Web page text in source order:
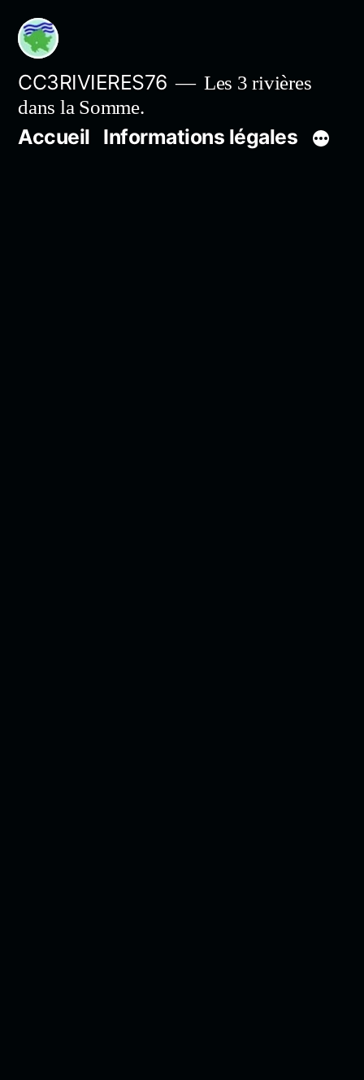
Aller
contenu
CC3RIVIERES76
Les 3 rivières
dans la Somme.
Accueil Informations légales